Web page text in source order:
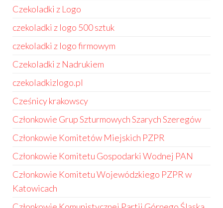
Czekoladki z Logo
czekoladki z logo 500 sztuk
czekoladki z logo firmowym
Czekoladki z Nadrukiem
czekoladkizlogo.pl
Cześnicy krakowscy
Członkowie Grup Szturmowych Szarych Szeregów
Członkowie Komitetów Miejskich PZPR
Członkowie Komitetu Gospodarki Wodnej PAN
Członkowie Komitetu Wojewódzkiego PZPR w
Katowicach